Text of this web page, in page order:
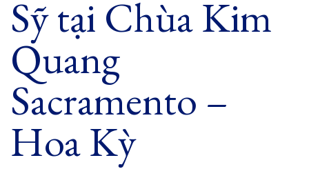
Sỹ tại Chùa Kim
Quang
Sacramento –
Hoa Kỳ